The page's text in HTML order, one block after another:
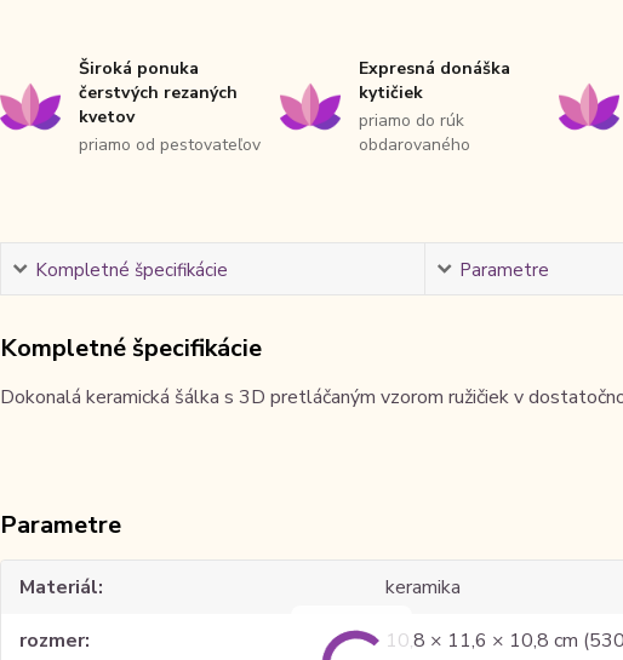
Široká ponuka
čerstvých rezaných
kvetov
priamo od pestovateľov
Expresná donáška
kytičiek
priamo do rúk
obdarovaného
Kompletné špecifikácie Parametre
Kompletné špecifikácie
Dokonalá keramická šálka s 3D pretláčaným vzorom ružičiek v
Parametre
Materiál
keramika
rozmer
10,8 × 11,6 × 10,8 cm